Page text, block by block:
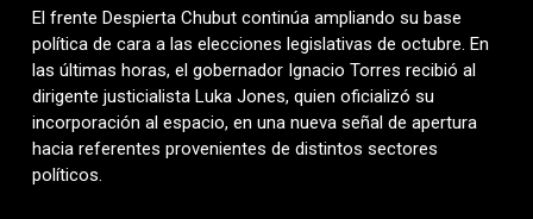
El frente Despierta Chubut continúa ampliando su base
política de cara a las elecciones legislativas de octubre. En
las últimas horas, el gobernador Ignacio Torres recibió al
dirigente justicialista Luka Jones, quien oficializó su
incorporación al espacio, en una nueva señal de apertura
hacia referentes provenientes de distintos sectores
políticos.